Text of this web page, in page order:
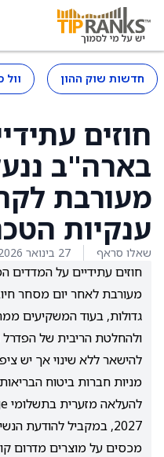
חדשות שוק ההון וול
חוזים
בארה"ב
מעורבת
ענקיות
שאלו סראף 27 בינואר 2026
חוזים עתידיים על
מעורבת לאחר יום מסחר
גדולות, בעוד המשקיעים
ולהחלטת הריבית של הפדרל
להישאר ללא שינוי אך יש
מניות חברות ביטוח
2027, במקביל להודעת
מכסים על מוצרים מדרום